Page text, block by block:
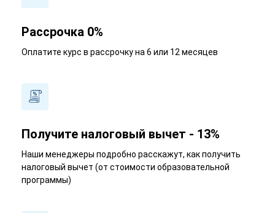
Рассрочка 0%
Оплатите курс в рассрочку на 6 или 12 месяцев
Получите налоговый вычет - 13%
Наши менеджеры подробно расскажут, как получить
налоговый вычет (от стоимости образовательной
программы)